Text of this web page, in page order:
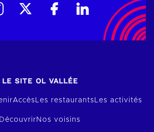
LE SITE OL VALLÉE
Accès Les restaurants Les activités
Découvrir Nos voisins